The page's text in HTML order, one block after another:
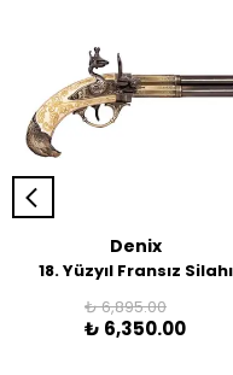
Denix
18. Yüzyıl Fransız Silahı
₺ 6,895.00
₺ 6,350.00